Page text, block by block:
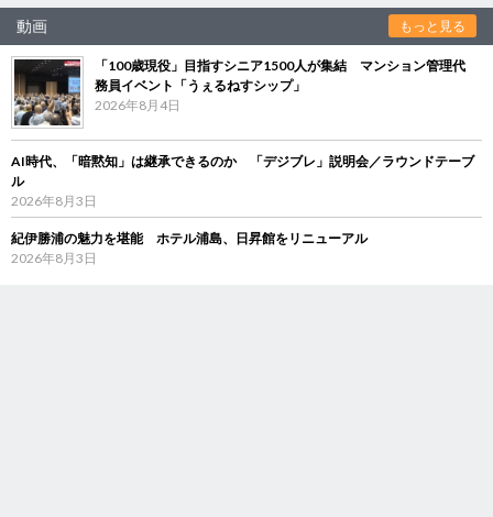
動画 もっと見る
「100歳現役」目指すシニア1500人が集結 マンション管理代
務員イベント「うぇるねすシップ」
2026年8月4日
AI時代、「暗黙知」は継承できるのか 「デジブレ」説明会／ラウンドテーブ
ル
2026年8月3日
紀伊勝浦の魅力を堪能 ホテル浦島、日昇館をリニューアル
2026年8月3日